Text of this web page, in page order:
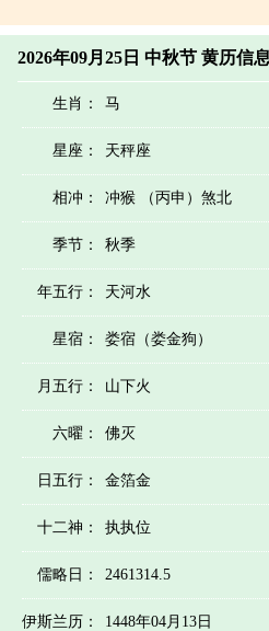
2026年09月25日 中秋节 黄历信息
生肖： 马
星座： 天秤座
相冲： 冲猴 （丙申）煞北
季节： 秋季
年五行： 天河水
星宿： 娄宿（娄金狗）
月五行： 山下火
六曜： 佛灭
日五行： 金箔金
十二神： 执执位
儒略日： 2461314.5
伊斯兰历： 1448年04月13日